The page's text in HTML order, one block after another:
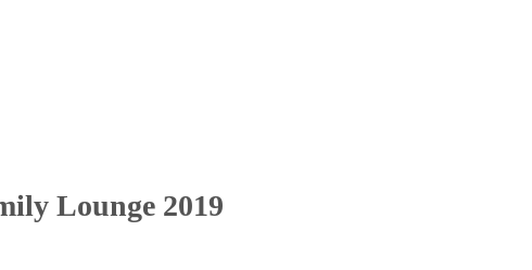
Lounge 2019